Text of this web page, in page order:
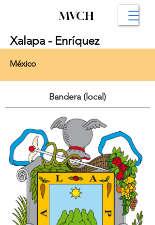
MVCH
Xalapa - Enríquez
México
Bandera (local)